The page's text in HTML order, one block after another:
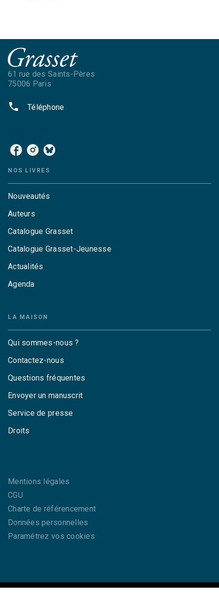
61 rue des Saints-Pères
75006 Paris
phone Téléphone
NOS LIVRES
Nouveautés
Auteurs
Catalogue Grasset
Catalogue Grasset-Jeunesse
Actualités
Agenda
LA MAISON
Qui sommes-nous ?
Contactez-nous
Questions fréquentes
Envoyer un manuscrit
Service de presse
Droits
Mentions légales
CGU
Charte de référencement
Données personnelles
Paramétrez vos cookies
GRASSET© 2026